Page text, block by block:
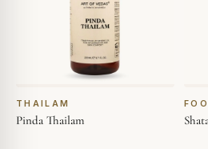
THAILAM
Pinda Thailam